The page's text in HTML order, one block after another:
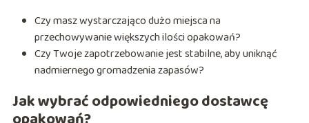
Czy masz wystarczająco dużo miejsca na
przechowywanie większych ilości opakowań?
Czy Twoje zapotrzebowanie jest stabilne, aby uniknąć
nadmiernego gromadzenia zapasów?
Jak wybrać odpowiedniego dostawcę